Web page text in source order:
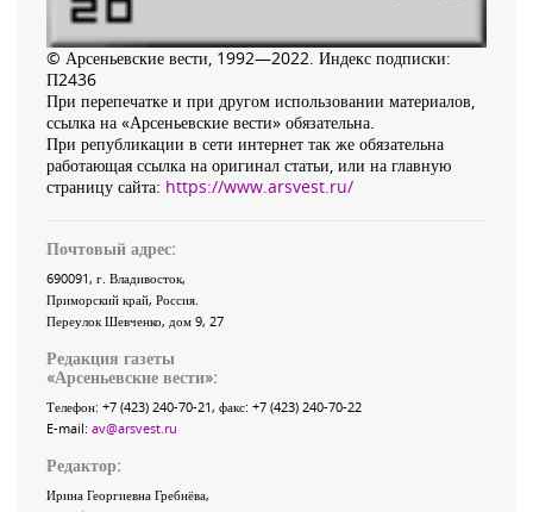
© Арсеньевские вести, 1992—2022. Индекс подписки:
П2436
При перепечатке и при другом использовании материалов,
ссылка на «Арсеньевские вести» обязательна.
При републикации в сети интернет так же обязательна
работающая ссылка на оригинал статьи, или на главную
страницу сайта: https://www.arsvest.ru/
Почтовый адрес:
690091, г. Владивосток,
Приморский край, Россия
Переулок Шевченко, дом 9, 27
Редакция газеты
«Арсеньевские вести»:
Телефон: +7 (423) 240-70-21, факс: +7 (423) 240-70-22
E-mail: av@arsvest.ru
Редактор:
Ирина Георгиевна Гребнёва,